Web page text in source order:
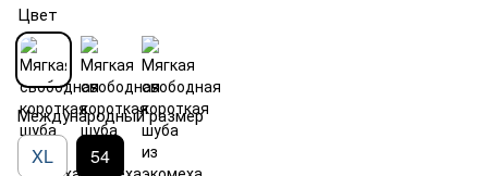
Цвет
Международный размер
XL 54